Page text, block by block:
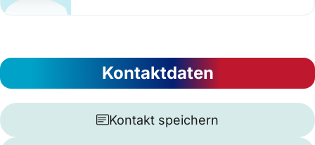
Kontaktdaten
Kontakt speichern